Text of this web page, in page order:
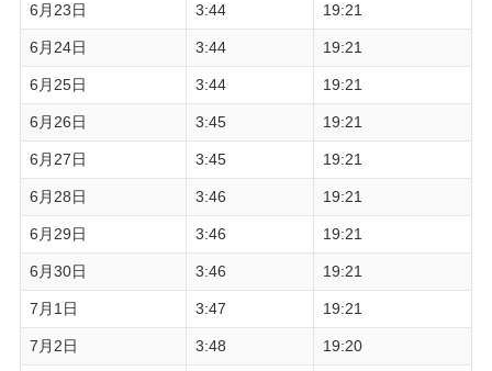
6月23日 3:44 19:21
6月24日 3:44 19:21
6月25日 3:44 19:21
6月26日 3:45 19:21
6月27日 3:45 19:21
6月28日 3:46 19:21
6月29日 3:46 19:21
6月30日 3:46 19:21
7月1日 3:47 19:21
7月2日 3:48 19:20